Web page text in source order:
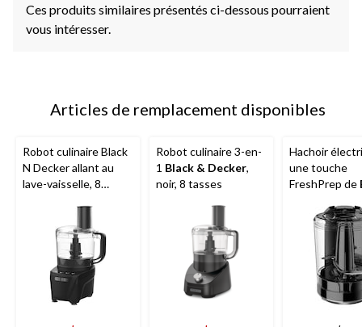
Ces produits similaires présentés ci-dessous pourraient
vous intéresser.
Articles de remplacement disponibles
Robot culinaire Black
N Decker allant au
lave-vaisselle, 8
Robot culinaire 3-en-
1 Black & Decker,
noir, 8 tasses
Hachoir
une touche
FreshPrep de